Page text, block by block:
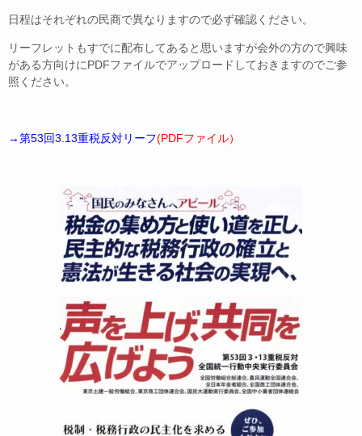
日程はそれぞれの民商で異なりますので必ず確認ください。
リーフレットもすでに配布してあると思いますが会外の方ので興味
がある方向けにPDFファイルでアップロードしておきますのでご参
照ください。
→第53回3.13重税反対リーフ(PDFファイル）